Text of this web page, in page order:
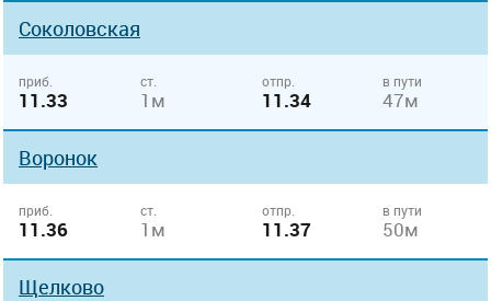
Соколовская
приб.
11.33
ст.
1м
отпр.
11.34
в пути
47м
Воронок
приб.
11.36
ст.
1м
отпр.
11.37
в пути
50м
Щелково